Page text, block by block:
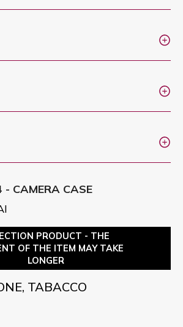
- CAMERA CASE
PRODUCT - THE
OF THE ITEM MAY TAKE
LONGER
TABACCO